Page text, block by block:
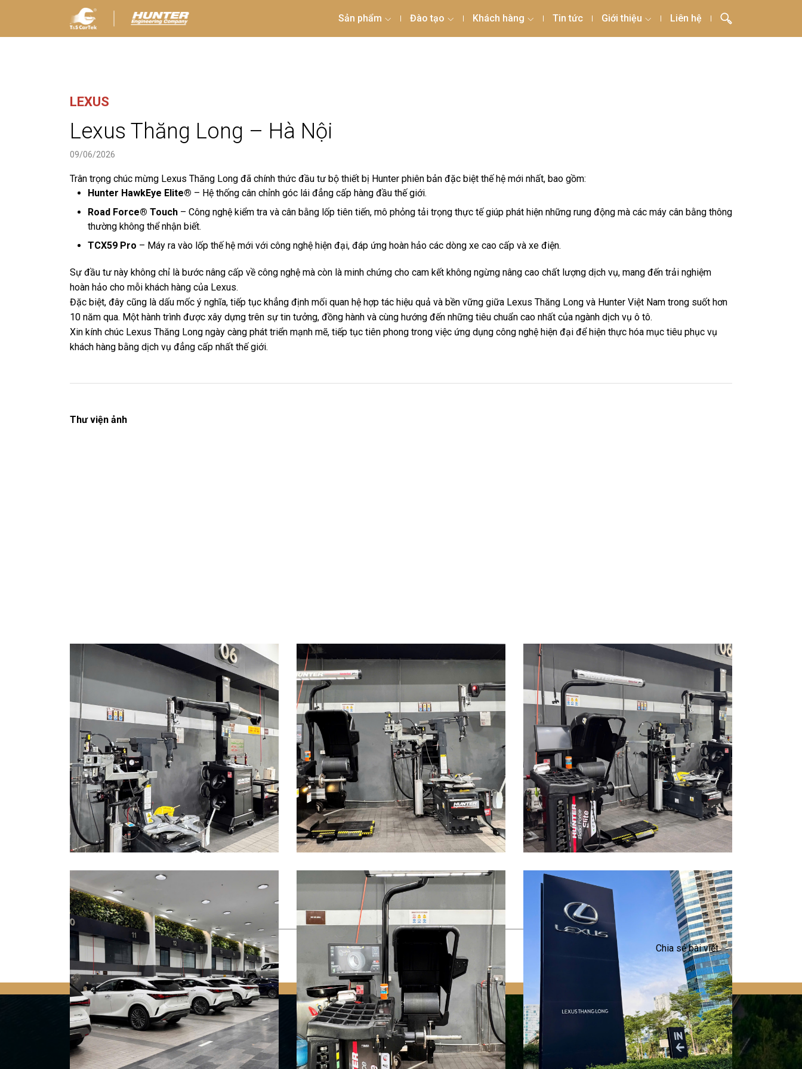
Sản phẩm Đào tạo Khách hàng Tin tức Giới thiệu Liên hệ
LEXUS
Lexus Thăng Long – Hà Nội
09/06/2026
Trân trọng chúc mừng Lexus Thăng Long đã chính thức đầu tư bộ thiết bị Hunter phiên bản đặc biệt thế hệ mới nhất, bao gồm:
Hunter HawkEye Elite® – Hệ thống cân chỉnh góc lái đẳng cấp hàng đầu thế giới.
Road Force® Touch – Công nghệ kiểm tra và cân bằng lốp tiên tiến, mô phỏng tải trọng thực tế giúp phát hiện những rung động mà các máy cân bằng thông
thường không thể nhận biết.
TCX59 Pro – Máy ra vào lốp thế hệ mới với công nghệ hiện đại, đáp ứng hoàn hảo các dòng xe cao cấp và xe điện.
Sự đầu tư này không chỉ là bước nâng cấp về công nghệ mà còn là minh chứng cho cam kết không ngừng nâng cao chất lượng dịch vụ, mang đến trải nghiệm
hoàn hảo cho mỗi khách hàng của Lexus.
Đặc biệt, đây cũng là dấu mốc ý nghĩa, tiếp tục khẳng định mối quan hệ hợp tác hiệu quả và bền vững giữa Lexus Thăng Long và Hunter Việt Nam trong suốt hơn
10 năm qua. Một hành trình được xây dựng trên sự tin tưởng, đồng hành và cùng hướng đến những tiêu chuẩn cao nhất của ngành dịch vụ ô tô.
Xin kính chúc Lexus Thăng Long ngày càng phát triển mạnh mẽ, tiếp tục tiên phong trong việc ứng dụng công nghệ hiện đại để hiện thực hóa mục tiêu phục vụ
khách hàng bằng dịch vụ đẳng cấp nhất thế giới.
Thư viện ảnh
Quay trở lại Chia sẻ bài viết
SẢN PHẨM
Hunter HawkEye Elite®
Hunter HawkEye® XL
Hunter Road Force®Elite
Garage ô tô